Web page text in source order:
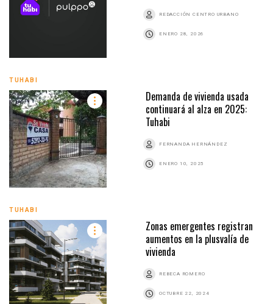
REDACCIÓN CENTRO URBANO
ENERO 28, 2026
TUHABI
Demanda de vivienda usada
continuará al alza en 2025:
Tuhabi
FERNANDA HERNÁNDEZ
ENERO 10, 2025
TUHABI
Zonas emergentes registran
aumentos en la plusvalía de
vivienda
REBECA ROMERO
OCTUBRE 22, 2024